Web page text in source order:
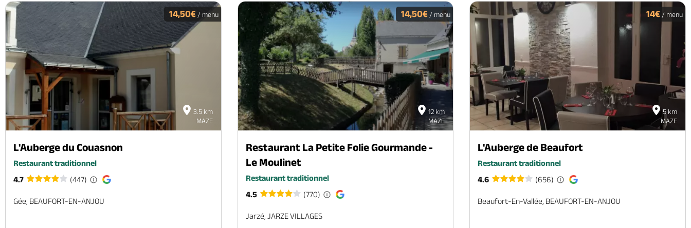
3.5 km
MAZE
14,50€/ menu
L'Auberge du Couasnon
Restaurant traditionnel
4.7
(447)
Gée, BEAUFORT-EN-ANJOU
12 km
MAZE
14,50€ / menu
Restaurant La Petite Folie Gourmande -
Le Moulinet
Restaurant traditionnel
4.5
(770)
Jarzé, JARZE VILLAGES
5 km
MAZE
14€/ menu
L'Auberge de Beaufort
Restaurant traditionnel
4.6
(656)
Beaufort-En-Vallée, BEAUFORT-EN-ANJOU